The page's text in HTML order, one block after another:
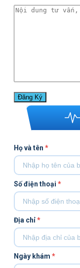
Họ và tên *
Số điện thoại *
Địa chỉ*
Ngày khám *